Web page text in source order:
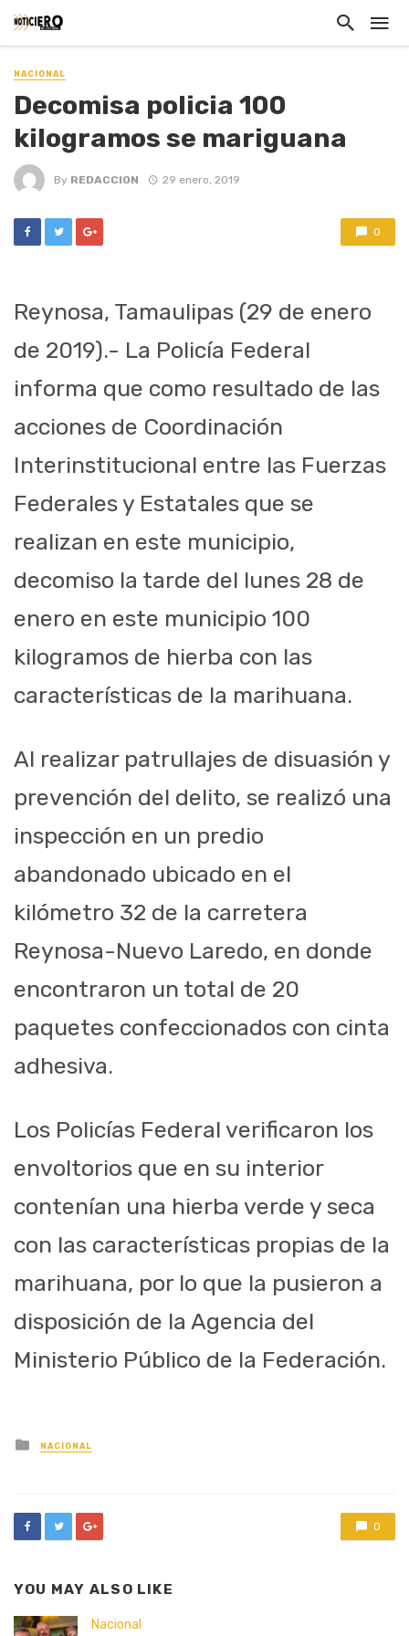
NACIONAL
Decomisa policia 100
kilogramos se mariguana
By REDACCION 29 enero, 2019
0
Reynosa, Tamaulipas (29 de enero
de 2019).- La Policía Federal
informa que como resultado de las
acciones de Coordinación
Interinstitucional entre las Fuerzas
Federales y Estatales que se
realizan en este municipio,
decomiso la tarde del lunes 28 de
enero en este municipio 100
kilogramos de hierba con las
características de la marihuana.
Al realizar patrullajes de disuasión y
prevención del delito, se realizó una
inspección en un predio
abandonado ubicado en el
kilómetro 32 de la carretera
Reynosa-Nuevo Laredo, en donde
encontraron un total de 20
paquetes confeccionados con cinta
adhesiva.
Los Policías Federal verificaron los
envoltorios que en su interior
contenían una hierba verde y seca
con las características propias de la
marihuana, por lo que la pusieron a
disposición de la Agencia del
Ministerio Público de la Federación.
Posted
in
NACIONAL
0
YOU MAY ALSO LIKE
Nacional